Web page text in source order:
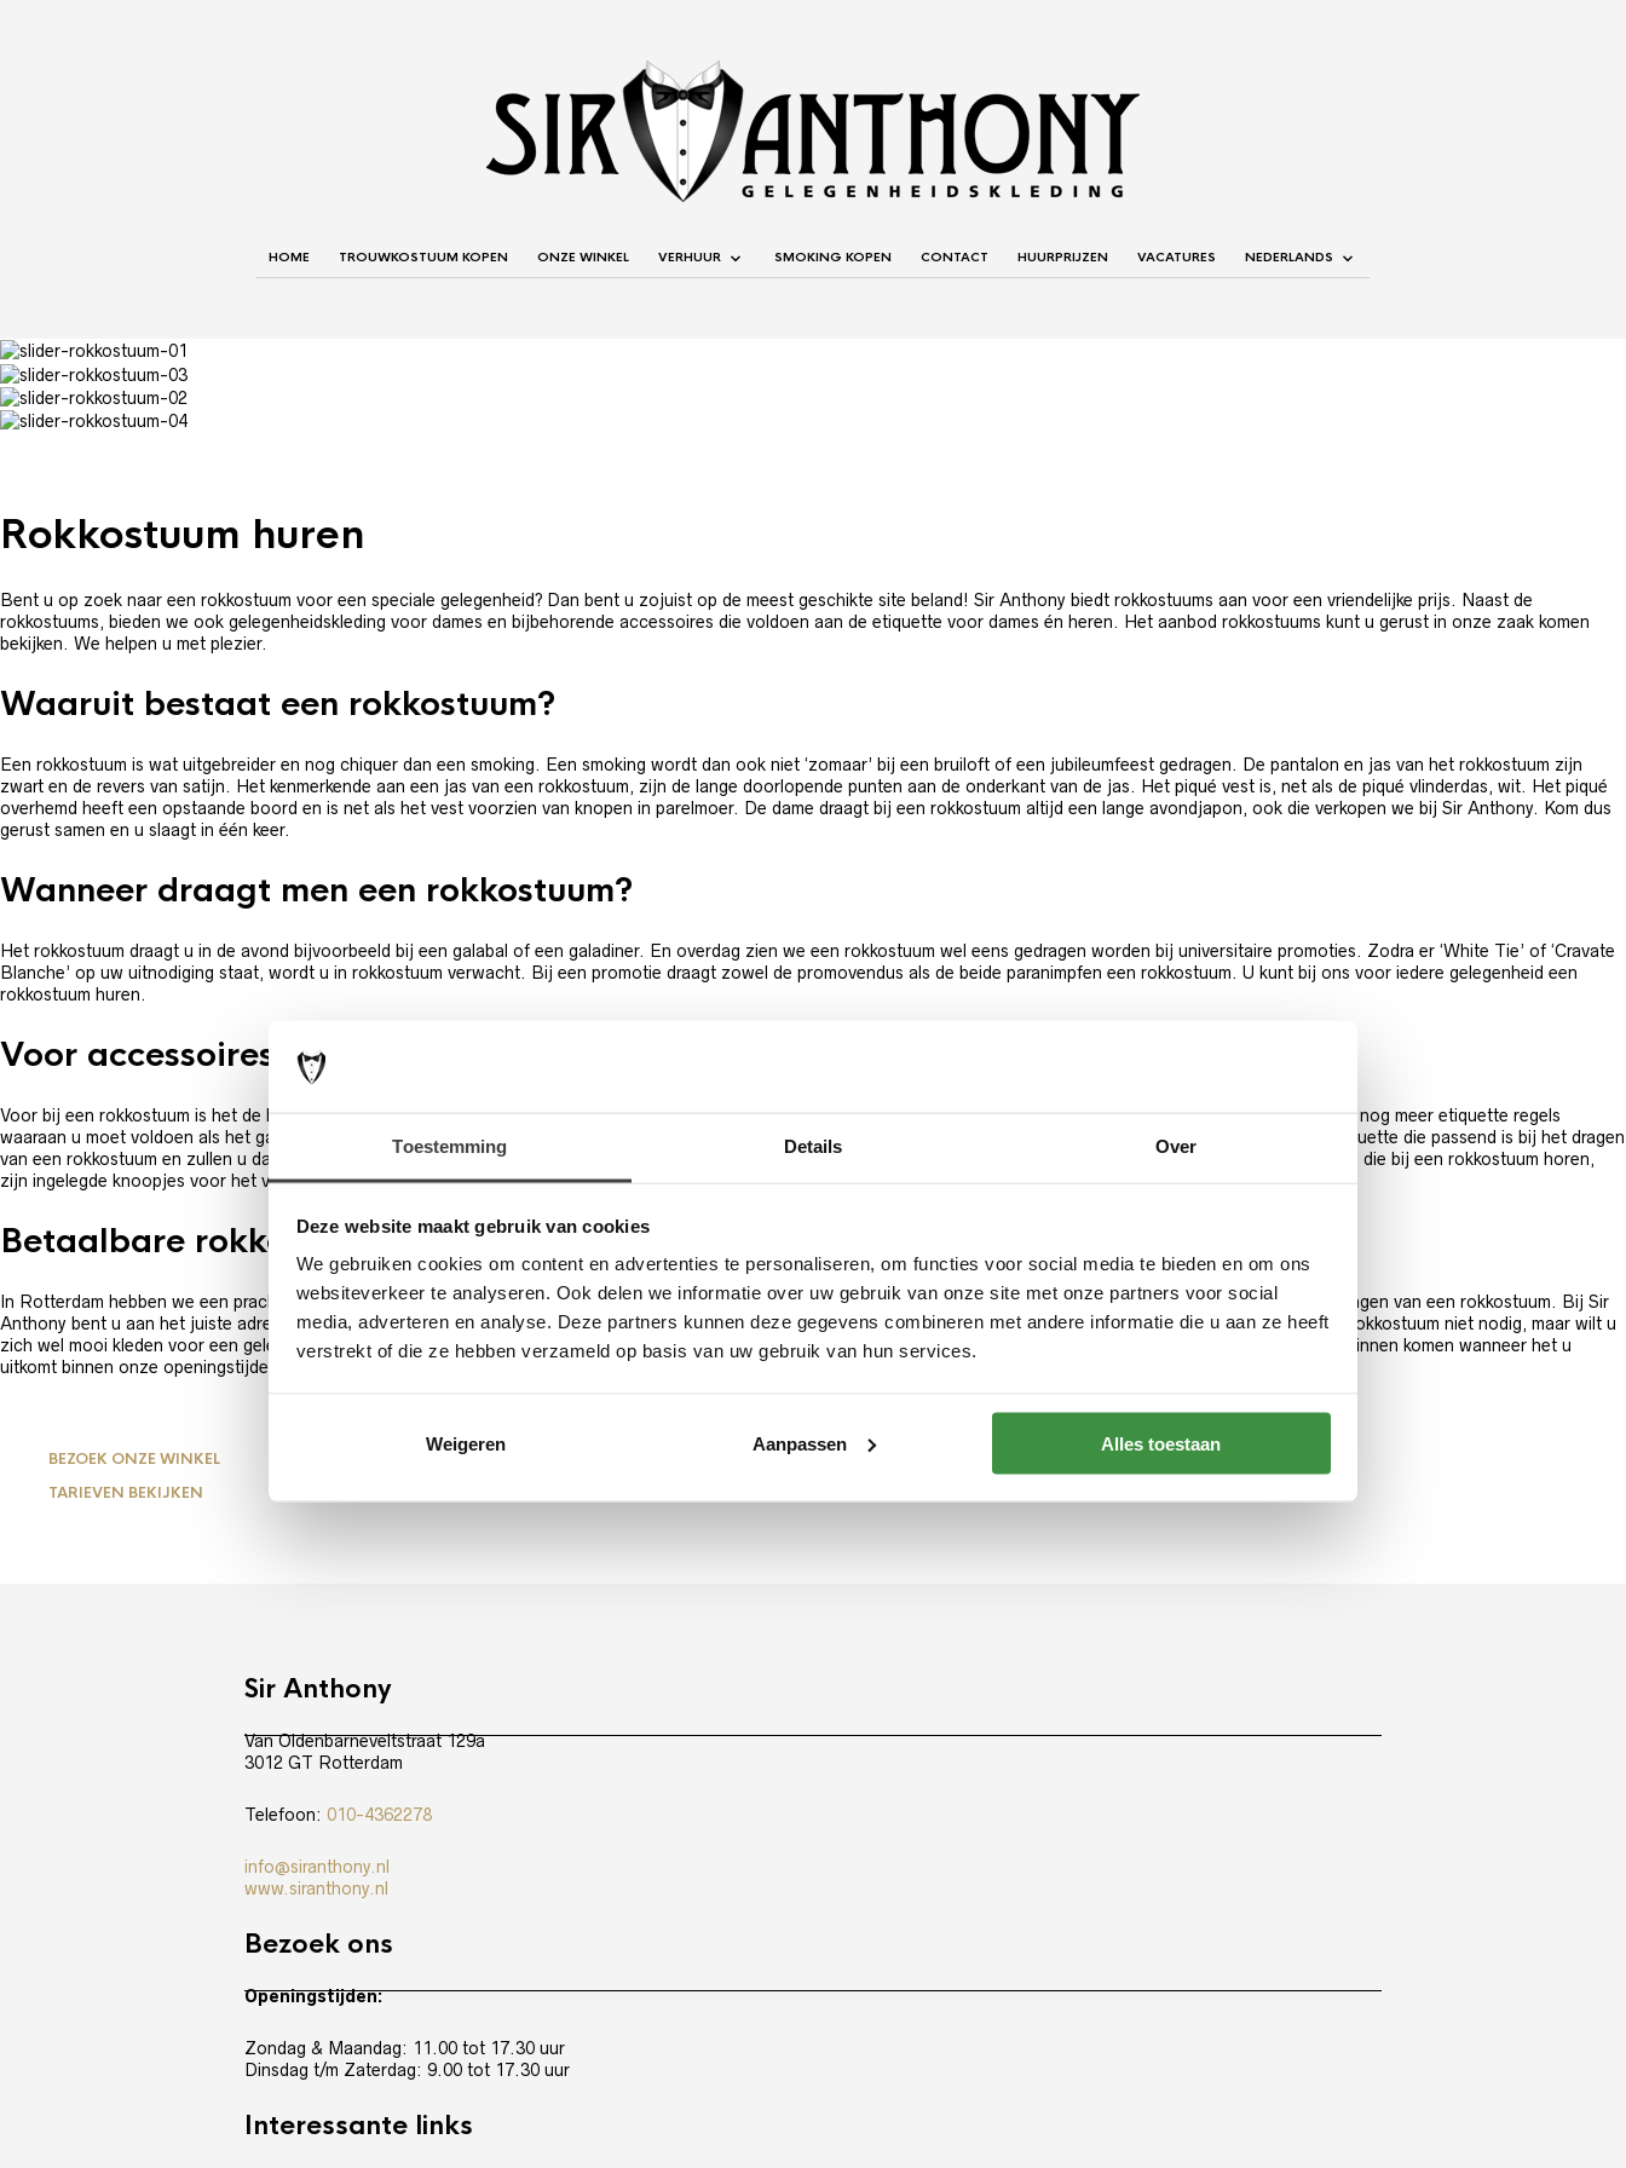
Toestemming Details Over
Deze website maakt gebruik van cookies
We gebruiken cookies om content en advertenties te personaliseren, om functies voor social media te bieden en om ons
websiteverkeer te analyseren. Ook delen we informatie over uw gebruik van onze site met onze partners voor social
media, adverteren en analyse. Deze partners kunnen deze gegevens combineren met andere informatie die u aan ze heeft
verstrekt of die ze hebben verzameld op basis van uw gebruik van hun services.
Weigeren Aanpassen Alles toestaan
HOME TROUWKOSTUUM KOPEN ONZE WINKEL VERHUUR SMOKING KOPEN CONTACT HUURPRIJZEN VACATURES NEDERLANDS
Rokkostuum huren
Bent u op zoek naar een rokkostuum voor een speciale gelegenheid? Dan bent u zojuist op de meest geschikte site beland! Sir Anthony biedt rokkostuums aan voor een vriendelijke prijs. Naast de
rokkostuums, bieden we ook gelegenheidskleding voor dames en bijbehorende accessoires die voldoen aan de etiquette voor dames én heren. Het aanbod rokkostuums kunt u gerust in onze zaak komen
bekijken. We helpen u met plezier.
Waaruit bestaat een rokkostuum?
Een rokkostuum is wat uitgebreider en nog chiquer dan een smoking. Een smoking wordt dan ook niet ‘zomaar’ bij een bruiloft of een jubileumfeest gedragen. De pantalon en jas van het rokkostuum zijn
zwart en de revers van satijn. Het kenmerkende aan een jas van een rokkostuum, zijn de lange doorlopende punten aan de onderkant van de jas. Het piqué vest is, net als de piqué vlinderdas, wit. Het piqué
overhemd heeft een opstaande boord en is net als het vest voorzien van knopen in parelmoer. De dame draagt bij een rokkostuum altijd een lange avondjapon, ook die verkopen we bij Sir Anthony. Kom dus
gerust samen en u slaagt in één keer.
Wanneer draagt men een rokkostuum?
Het rokkostuum draagt u in de avond bijvoorbeeld bij een galabal of een galadiner. En overdag zien we een rokkostuum wel eens gedragen worden bij universitaire promoties. Zodra er ‘White Tie’ of ‘Cravate
Blanche’ op uw uitnodiging staat, wordt u in rokkostuum verwacht. Bij een promotie draagt zowel de promovendus als de beide paranimpfen een rokkostuum. U kunt bij ons voor iedere gelegenheid een
rokkostuum huren.
Voor accessoires slaagt u ook bij Sir Anthony
Voor bij een rokkostuum is het de bedoeling dat u een witte strik draagt die niet voorgestrikt is. Ook moeten uw manchetknopen passend zijn bij het rokkostuum en zo zijn er nog meer etiquette regels
waaraan u moet voldoen als het gaat om accessoires. Wist u dat een polshorloge een no-go is? U wordt geacht een zakhorloge te dragen. Wij zijn op de hoogte van de etiquette die passend is bij het dragen
van een rokkostuum en zullen u daar ook zeker in adviseren. Ook sneakers zijn niet gewenst, in de plaats daarvan dient u zwarte lakschoenen te dragen. Verdere accessoires die bij een rokkostuum horen,
zijn ingelegde knoopjes voor het vest, een witte pochet en witte handschoenen, een witte sjaal en soms zelfs hoge zwarte hoeden.
Betaalbare rokkostuums huurt u in Rotterdam bij Sir Anthony
In Rotterdam hebben we een prachtige winkel waar we u graag ontvangen om een rokkostuum aan te laten meten, maar ook om u te adviseren in de do’s en dont’s bij het dragen van een rokkostuum. Bij Sir
Anthony bent u aan het juiste adres voor prachtige rokkostuums voor een zeer betaalbare prijs. Naast rokkostuums kunnen dames ook slagen voor hun lange japon. Is een rokkostuum niet nodig, maar wilt u
zich wel mooi kleden voor een gelegenheid, dan bieden we ook smokings, cocktailjurken en ook kleding voor de bruidegom. U hoeft bij ons geen afspraak te maken. U kunt binnen komen wanneer het u
uitkomt binnen onze openingstijden. Zien we u snel?
BEZOEK ONZE WINKEL
TARIEVEN BEKIJKEN
Sir Anthony
Van Oldenbarneveltstraat 129a
3012 GT Rotterdam
Telefoon: 010-4362278
info@siranthony.nl
www.siranthony.nl
Bezoek ons
Openingstijden:
Zondag & Maandag: 11.00 tot 17.30 uur
Dinsdag t/m Zaterdag: 9.00 tot 17.30 uur
Interessante links